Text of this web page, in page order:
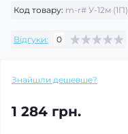
Код товару: m-r# У-12м (1П)
Відгуки: 0
Знайшли дешевше?
1 284 грн.